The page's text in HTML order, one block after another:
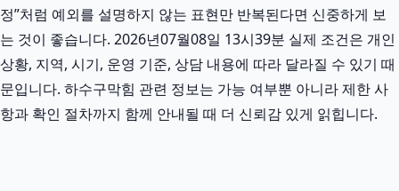
정”처럼 예외를 설명하지 않는 표현만 반복된다면 신중하게 보
는 것이 좋습니다. 2026년07월08일 13시39분 실제 조건은 개인
상황, 지역, 시기, 운영 기준, 상담 내용에 따라 달라질 수 있기 때
문입니다. 하수구막힘 관련 정보는 가능 여부뿐 아니라 제한 사
항과 확인 절차까지 함께 안내될 때 더 신뢰감 있게 읽힙니다.